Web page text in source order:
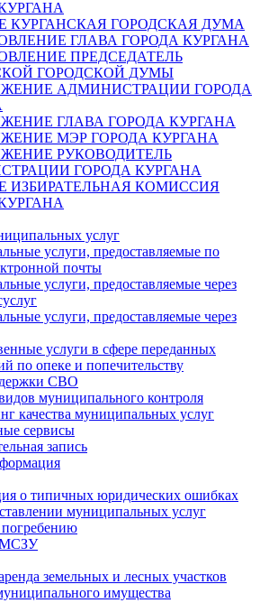
КУРГАНСКАЯ ГОРОДСКАЯ ДУМА
ГЛАВА ГОРОДА КУРГАНА
ПРЕДСЕДАТЕЛЬ
ГОРОДСКОЙ ДУМЫ
АДМИНИСТРАЦИИ ГОРОДА
ГЛАВА ГОРОДА КУРГАНА
МЭР ГОРОДА КУРГАНА
РУКОВОДИТЕЛЬ
ГОРОДА КУРГАНА
ИЗБИРАТЕЛЬНАЯ КОМИССИЯ
услуг
услуги, предоставляемые по
почты
услуги, предоставляемые через
услуги, предоставляемые через
услуги в сфере переданных
по опеке и попечительству
СВО
муниципального контроля
качества муниципальных услуг
сервисы
запись
о типичных юридических ошибках
муниципальных услуг
МСЗУ
земельных и лесных участков
имущества